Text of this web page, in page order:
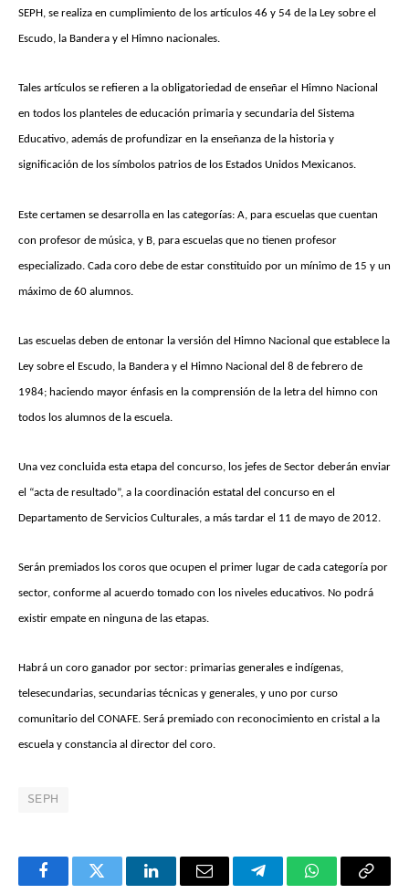
SEPH, se realiza en cumplimiento de los artículos 46 y 54 de la Ley sobre el
Escudo, la Bandera y el Himno nacionales.
Tales artículos se refieren a la obligatoriedad de enseñar el Himno Nacional
en todos los planteles de educación primaria y secundaria del Sistema
Educativo, además de profundizar en la enseñanza de la historia y
significación de los símbolos patrios de los Estados Unidos Mexicanos.
Este certamen se desarrolla en las categorías: A, para escuelas que cuentan
con profesor de música, y B, para escuelas que no tienen profesor
especializado. Cada coro debe de estar constituido por un mínimo de 15 y un
máximo de 60 alumnos.
Las escuelas deben de entonar la versión del Himno Nacional que establece la
Ley sobre el Escudo, la Bandera y el Himno Nacional del 8 de febrero de
1984; haciendo mayor énfasis en la comprensión de la letra del himno con
todos los alumnos de la escuela.
Una vez concluida esta etapa del concurso, los jefes de Sector deberán enviar
el “acta de resultado”, a la coordinación estatal del concurso en el
Departamento de Servicios Culturales, a más tardar el 11 de mayo de 2012.
Serán premiados los coros que ocupen el primer lugar de cada categoría por
sector, conforme al acuerdo tomado con los niveles educativos. No podrá
existir empate en ninguna de las etapas.
Habrá un coro ganador por sector: primarias generales e indígenas,
telesecundarias, secundarias técnicas y generales, y uno por curso
comunitario del CONAFE. Será premiado con reconocimiento en cristal a la
escuela y constancia al director del coro.
SEPH
FacebookTwitter LinkedInEmail TelegramWhatsApp
Copy